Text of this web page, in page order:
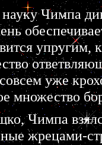
Чимпа
упругим,
уже
множество
Чимпа
жрецами-